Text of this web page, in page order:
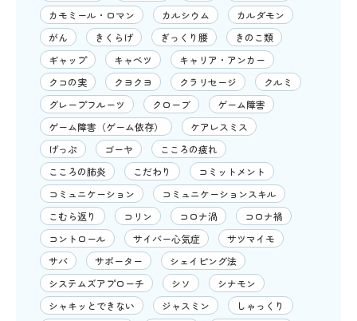
カモミール・ロマン
カルシウム
カルダモン
がん
きくらげ ぎっくり腰
きのこ類
ギャップ
キャベツ
キャリア・アンカー
クコの実
クヨクヨ クラリセージ
クルミ
グレープフルーツ
クローブ
ゲーム障害
ゲーム障害（ゲーム依存）
ケアレスミス
げっぷ
ゴーヤ
こころの疲れ
こころの肺炎
こだわり
コミットメント
コミュニケーション
コミュニケーションスキル
こむら返り
コリン コロナ渦
コロナ禍
コントロール
サイバー心気症
サツマイモ
サバ
サポーター
シェイピング法
システムズアプローチ
シソ
シナモン
シャキッとできない
ジャスミン しゃっくり